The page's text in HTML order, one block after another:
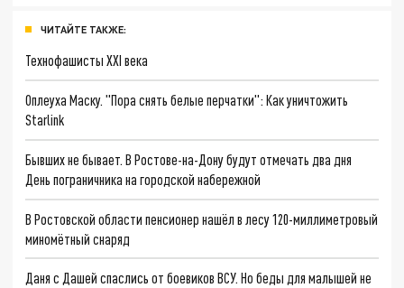
ЧИТАЙТЕ ТАКЖЕ:
Технофашисты XXI века
Оплеуха Маску. "Пора снять белые перчатки": Как уничтожить
Starlink
Бывших не бывает. В Ростове-на-Дону будут отмечать два дня
День пограничника на городской набережной
В Ростовской области пенсионер нашёл в лесу 120-миллиметровый
миномётный снаряд
Даня с Дашей спаслись от боевиков ВСУ. Но беды для малышей не